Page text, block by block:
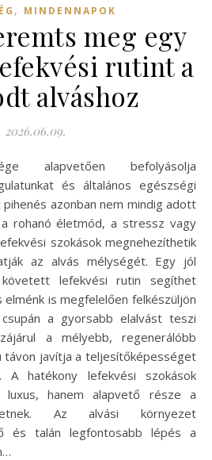
, MINDENNAPOK
meg egy
rutint a
alváshoz
2026.06.09.
és általános egészségi
azonban nem mindig adott
a rohanó életmód, a stressz vagy
szokások megnehezíthetik
az alvás mélységét. Egy jól
lefekvési rutin segíthet
is megfelelően felkészüljön
a gyorsabb elalvást teszi
a mélyebb, regenerálóbb
távon javítja a teljesítőképességet
hatékony lefekvési szokások
luxus, hanem alapvető része a
Az alvási környezet
és talán legfontosabb lépés a